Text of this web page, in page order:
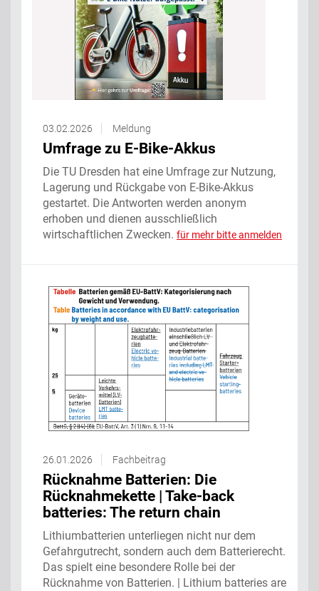
03.02.2026 Meldung
Umfrage zu E-Bike-Akkus
Die TU Dresden hat eine Umfrage zur Nutzung,
Lagerung und Rückgabe von E-Bike-Akkus
gestartet. Die Antworten werden anonym
erhoben und dienen ausschließlich
wirtschaftlichen Zwecken. für mehr bitte anmelden
26.01.2026 Fachbeitrag
Rücknahme Batterien: Die
Rücknahmekette | Take-back
batteries: The return chain
Lithiumbatterien unterliegen nicht nur dem
Gefahrgutrecht, sondern auch dem Batterierecht.
Das spielt eine besondere Rolle bei der
Rücknahme von Batterien. | Lithium batteries are